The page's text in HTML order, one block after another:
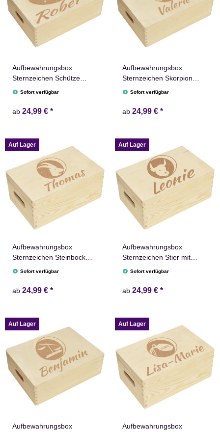
Aufbewahrungsbox
Sternzeichen Schütze
Name versch. Größen
Sofort verfügbar
ab 24,99 € *
Aufbewahrungsbox
Sternzeichen Skorpion
Name versch. Größen
Sofort verfügbar
ab 24,99 € *
Auf Lager
Aufbewahrungsbox
Sternzeichen Steinbock
Name versch. Größen
Sofort verfügbar
ab 24,99 € *
Auf Lager
Aufbewahrungsbox
Sternzeichen Stier mit
Name versch. Größen
Sofort verfügbar
ab 24,99 € *
Auf Lager
Aufbewahrungsbox
Auf Lager
Aufbewahrungsbox